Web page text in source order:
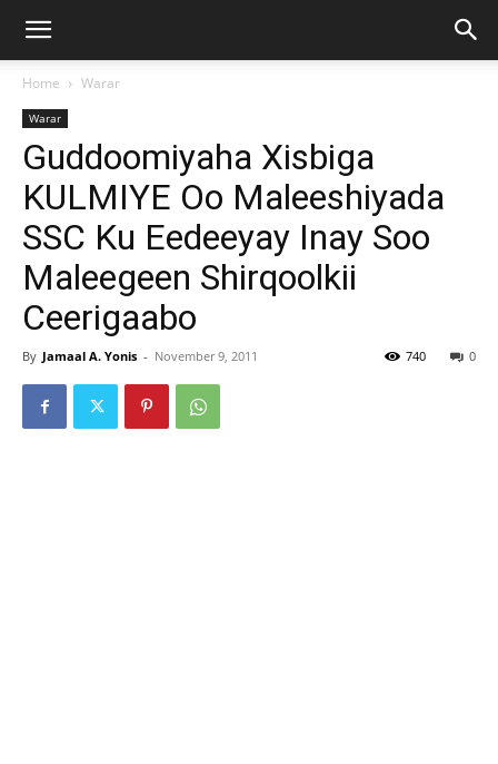
Home Warar
Warar
Guddoomiyaha Xisbiga
KULMIYE Oo Maleeshiyada
SSC Ku Eedeeyay Inay Soo
Maleegeen Shirqoolkii
Ceerigaabo
By Jamaal A. Yonis - November 9, 2011 0
740